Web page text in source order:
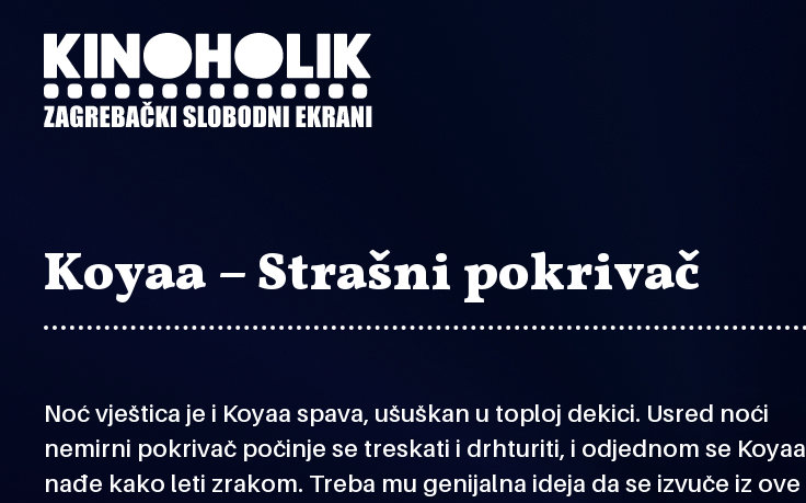
sadržaj
Koyaa – Strašni pokrivač
Noć vještica je i Koyaa spava, ušuškan u toploj dekici. Usred noći
nemirni pokrivač počinje se treskati i drhturiti, i odjednom se Koyaa
nađe kako leti zrakom. Treba mu genijalna ideja da se izvuče iz ove